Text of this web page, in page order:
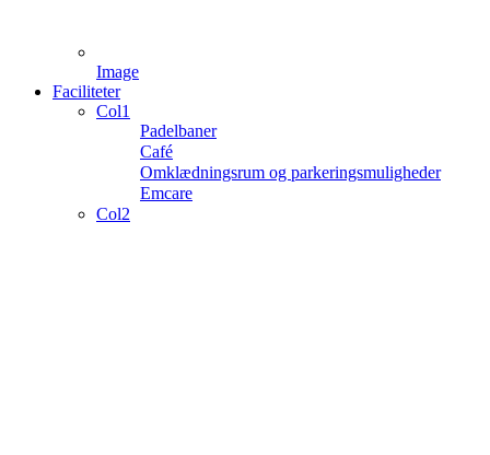
Image
Faciliteter
Col1
Padelbaner
Café
Omklædningsrum og parkeringsmuligheder
Emcare
Col2